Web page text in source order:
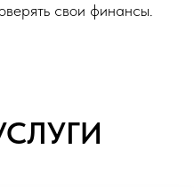
свои финансы.